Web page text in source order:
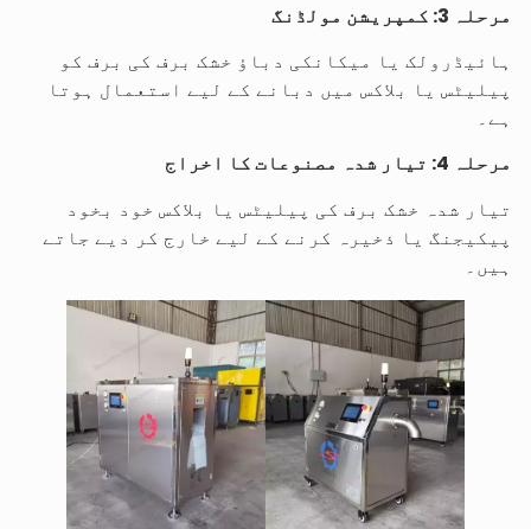
مرحلہ 3: کمپریشن مولڈنگ
ہائیڈرولک یا میکانکی دباؤ خشک برف کی برف کو
پیلیٹس یا بلاکس میں دبانے کے لیے استعمال ہوتا
ہے۔
مرحلہ 4: تیار شدہ مصنوعات کا اخراج
تیار شدہ خشک برف کی پیلیٹس یا بلاکس خود بخود
پیکیجنگ یا ذخیرہ کرنے کے لیے خارج کر دیے جاتے
ہیں۔